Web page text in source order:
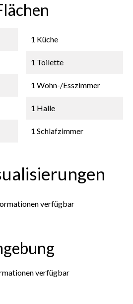
1 Küche
1 Toilette
1 Wohn-/Esszimmer
1 Halle
1 Schlafzimmer
verfügbar
verfügbar